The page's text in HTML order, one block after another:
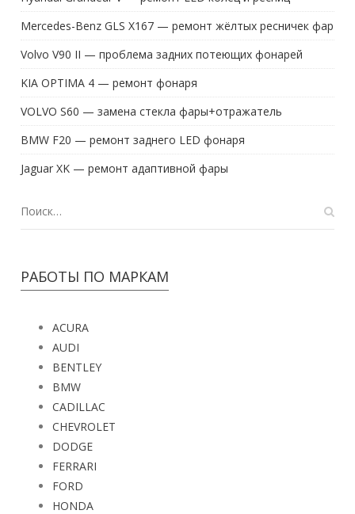
Mercedes-Benz GLS X167 — ремонт жёлтых ресничек фар
Volvo V90 II — проблема задних потеющих фонарей
KIA OPTIMA 4 — ремонт фонаря
VOLVO S60 — замена стекла фары+отражатель
BMW F20 — ремонт заднего LED фонаря
Jaguar XK — ремонт адаптивной фары
РАБОТЫ ПО МАРКАМ
ACURA
AUDI
BENTLEY
BMW
CADILLAC
CHEVROLET
DODGE
FERRARI
FORD
HONDA